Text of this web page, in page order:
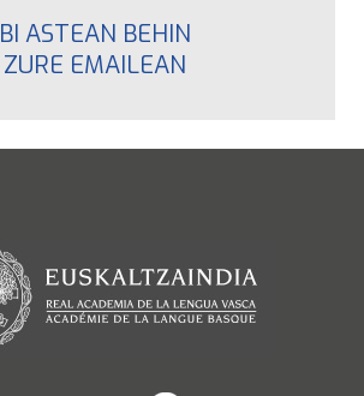
BI ASTEAN BEHIN
ZURE EMAILEAN